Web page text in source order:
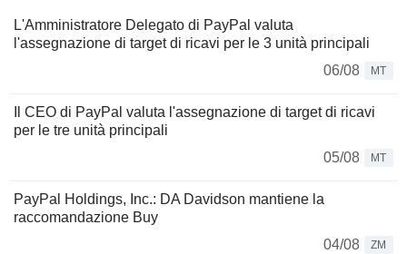
L'Amministratore Delegato di PayPal valuta
l'assegnazione di target di ricavi per le 3 unità principali
06/08
MT
Il CEO di PayPal valuta l'assegnazione di target di ricavi
per le tre unità principali
05/08
MT
PayPal Holdings, Inc.: DA Davidson mantiene la
raccomandazione Buy
04/08
ZM